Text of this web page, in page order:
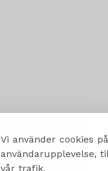
Vi använder cookies
användarupplevelse,
vår trafik.